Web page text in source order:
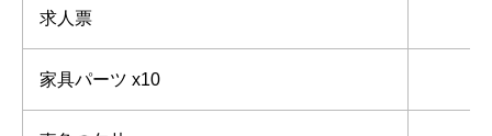
求人票
家具パーツ x10